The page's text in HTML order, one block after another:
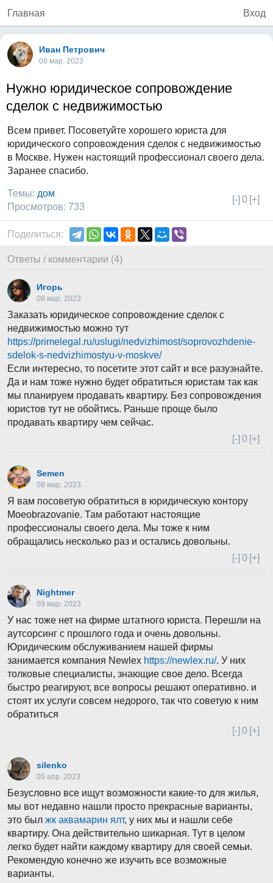
Главная Вход
Иван Петрович
08 мар. 2023
Нужно юридическое сопровождение
сделок с недвижимостью
Всем привет. Посоветуйте хорошего юриста для
юридического сопровождения сделок с недвижимостью
в Москве. Нужен настоящий профессионал своего дела.
Заранее спасибо.
[-] 0 [+]
Темы: дом
Просмотров: 733
Поделиться:
Ответы / комментарии (4)
Игорь
08 мар. 2023
Заказать юридическое сопровождение сделок с
недвижимостью можно тут
https://primelegal.ru/uslugi/nedvizhimost/soprovozhdenie-
sdelok-s-nedvizhimostyu-v-moskve/
Если интересно, то посетите этот сайт и все разузнайте.
Да и нам тоже нужно будет обратиться юристам так как
мы планируем продавать квартиру. Без сопровождения
юристов тут не обойтись. Раньше проще было
продавать квартиру чем сейчас.
[-] 0 [+]
Semen
08 мар. 2023
Я вам посоветую обратиться в юридическую контору
Moeobrazovanie. Там работают настоящие
профессионалы своего дела. Мы тоже к ним
обращались несколько раз и остались довольны.
[-] 0 [+]
Nightmer
09 мар. 2023
У нас тоже нет на фирме штатного юриста. Перешли на
аутсорсинг с прошлого года и очень довольны.
Юридическим обслуживанием нашей фирмы
занимается компания Newlex https://newlex.ru/. У них
толковые специалисты, знающие свое дело. Всегда
быстро реагируют, все вопросы решают оперативно. и
стоят их услуги совсем недорого, так что советую к ним
обратиться
[-] 0 [+]
silenko
05 апр. 2023
Безусловно все ищут возможности какие-то для жилья,
мы вот недавно нашли просто прекрасные варианты,
это был жк аквамарин ялт, у них мы и нашли себе
квартиру. Она действительно шикарная. Тут в целом
легко будет найти каждому квартиру для своей семьи.
Рекомендую конечно же изучить все возможные
варианты.